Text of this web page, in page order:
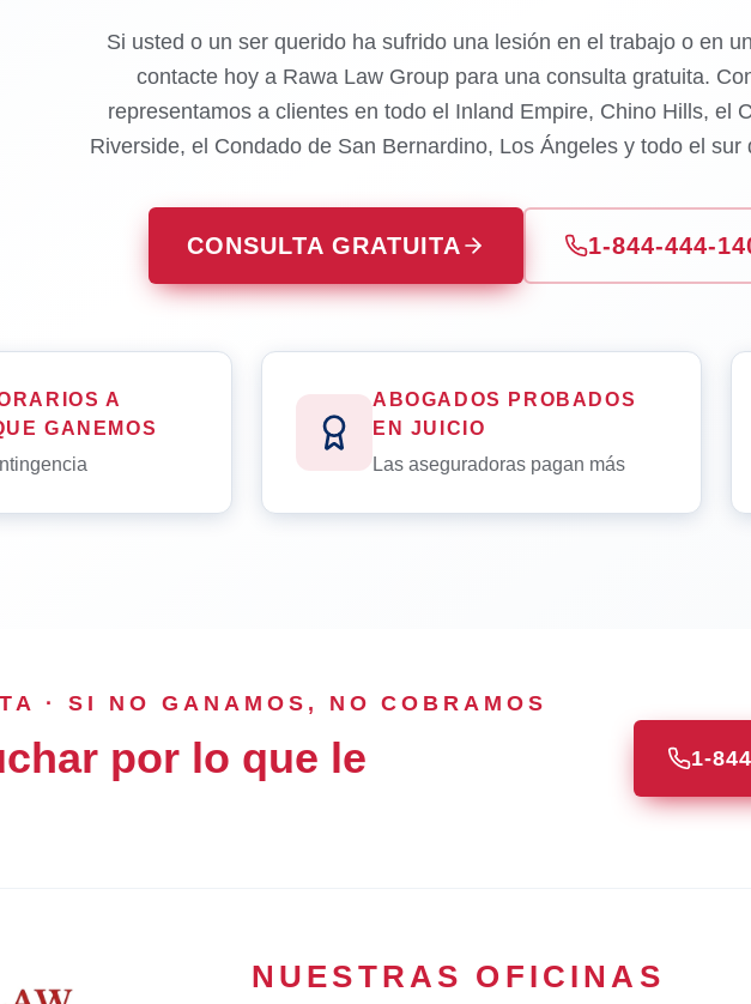
Si usted o un ser querido ha sufrido una lesión en el trabajo o en
contacte hoy a Rawa Law Group para una consulta gratuita.
representamos a clientes en todo el Inland Empire, Chino Hills, el
Riverside, el Condado de San Bernardino, Los Ángeles y todo el sur
CONSULTA GRATUITA 1-844-444-
A
GANEMOS
ABOGADOS PROBADOS
EN JUICIO
Las aseguradoras pagan más
· SI NO GANAMOS, NO COBRAMOS
por lo que le
1-
NUESTRAS OFICINAS